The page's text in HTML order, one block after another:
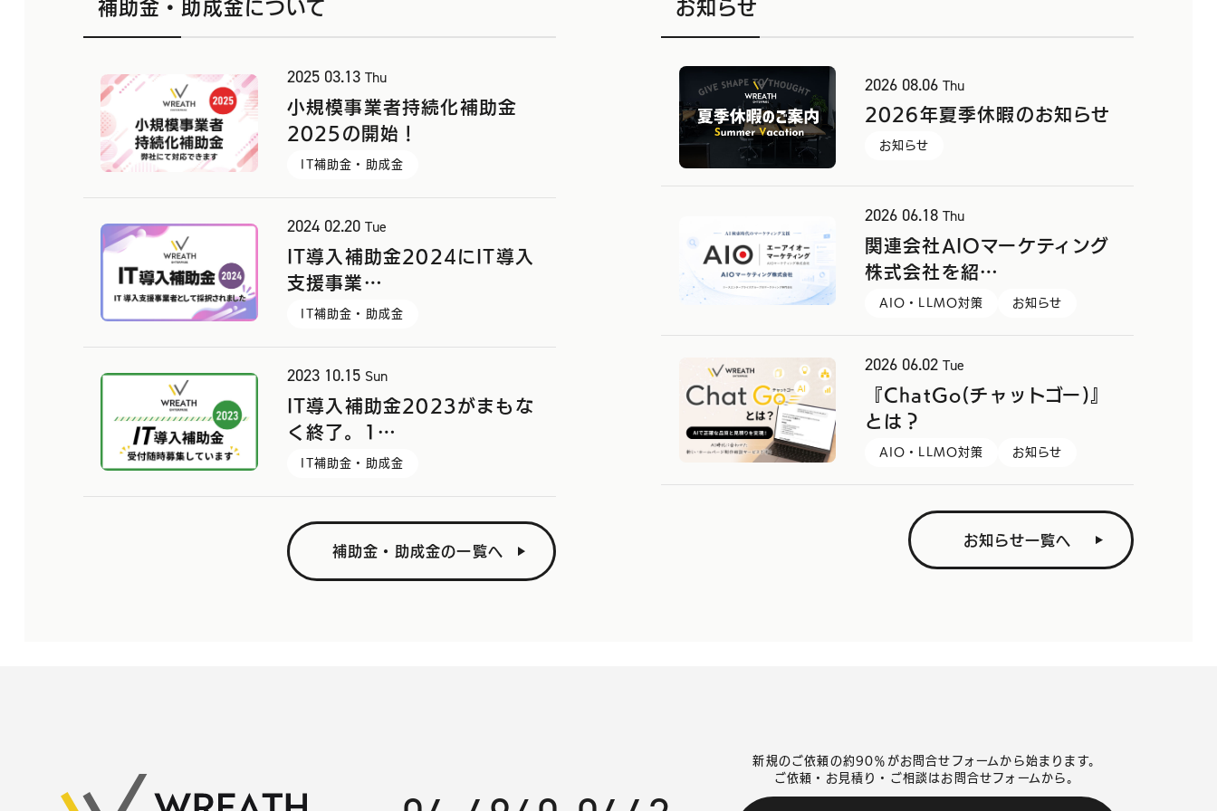
補助金・助成金について
2025 03.13 Thu
小規模事業者持続化補助金
2025の開始！
IT補助金・助成金
2024 02.20 Tue
IT導入補助金2024にIT導入
支援事業…
IT補助金・助成金
2023 10.15 Sun
IT導入補助金2023がまもな
く終了。1…
IT補助金・助成金
補助金・助成金の一覧へ
お知らせ
2026 08.06 Thu
2026年夏季休暇のお知らせ
お知らせ
2026 06.18 Thu
関連会社AIOマーケティング
株式会社を紹…
AIO・LLMO対策 お知らせ
2026 06.02 Tue
『ChatGo(チャットゴー)』
とは？
AIO・LLMO対策 お知らせ
お知らせ一覧へ
新規のご依頼の約90％がお問合せフォームから始まります。
ご依頼・お見積り・ご相談はお問合せフォームから。